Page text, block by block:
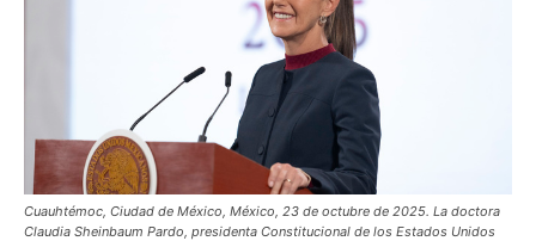
Cuauhtémoc, Ciudad de México, México, 23 de octubre de 2025. La doctora
Claudia Sheinbaum Pardo, presidenta Constitucional de los Estados Unidos